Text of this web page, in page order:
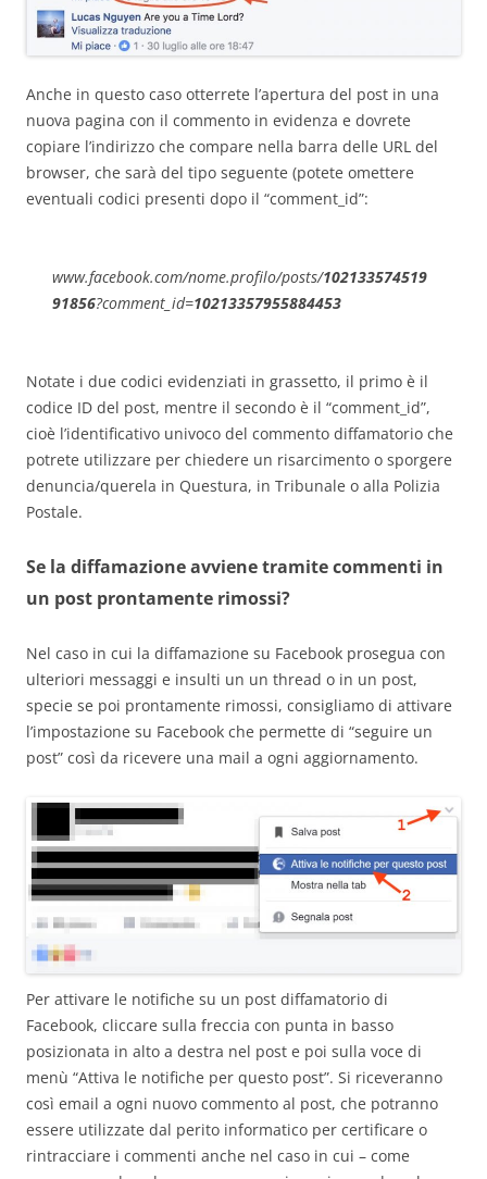
Anche in questo caso otterrete l’apertura del post in una
nuova pagina con il commento in evidenza e dovrete
copiare l’indirizzo che compare nella barra delle URL del
browser, che sarà del tipo seguente (potete omettere
eventuali codici presenti dopo il “comment_id”:
www.facebook.com/nome.profilo/posts/102133574519
91856?comment_id=10213357955884453
Notate i due codici evidenziati in grassetto, il primo è il
codice ID del post, mentre il secondo è il “comment_id”,
cioè l’identificativo univoco del commento diffamatorio che
potrete utilizzare per chiedere un risarcimento o sporgere
denuncia/querela in Questura, in Tribunale o alla Polizia
Postale.
Se la diffamazione avviene tramite commenti in
un post prontamente rimossi?
Nel caso in cui la diffamazione su Facebook prosegua con
ulteriori messaggi e insulti un un thread o in un post,
specie se poi prontamente rimossi, consigliamo di attivare
l’impostazione su Facebook che permette di “seguire un
post” così da ricevere una mail a ogni aggiornamento.
Per attivare le notifiche su un post diffamatorio di
Facebook, cliccare sulla freccia con punta in basso
posizionata in alto a destra nel post e poi sulla voce di
menù “Attiva le notifiche per questo post”. Si riceveranno
così email a ogni nuovo commento al post, che potranno
essere utilizzate dal perito informatico per certificare o
rintracciare i commenti anche nel caso in cui – come